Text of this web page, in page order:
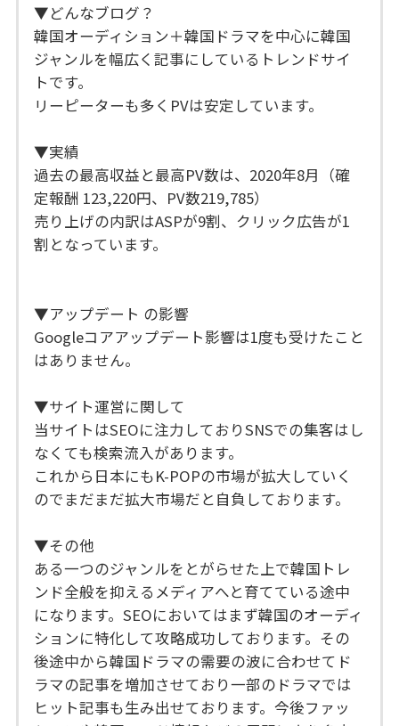
▼どんなブログ？
韓国オーディション＋韓国ドラマを中心に韓国
ジャンルを幅広く記事にしているトレンドサイ
トです。
リーピーターも多くPVは安定しています。
▼実績
過去の最高収益と最高PV数は、2020年8月（確
定報酬 123,220円、PV数219,785）
売り上げの内訳はASPが9割、クリック広告が1
割となっています。
▼アップデート の影響
Googleコアアップデート影響は1度も受けたこと
はありません。
▼サイト運営に関して
当サイトはSEOに注力しておりSNSでの集客はし
なくても検索流入があります。
これから日本にもK-POPの市場が拡大していく
のでまだまだ拡大市場だと自負しております。
▼その他
ある一つのジャンルをとがらせた上で韓国トレ
ンド全般を抑えるメディアへと育てている途中
になります。SEOにおいてはまず韓国のオーディ
ションに特化して攻略成功しております。その
後途中から韓国ドラマの需要の波に合わせてド
ラマの記事を増加させており一部のドラマでは
ヒット記事も生み出せております。今後ファッ